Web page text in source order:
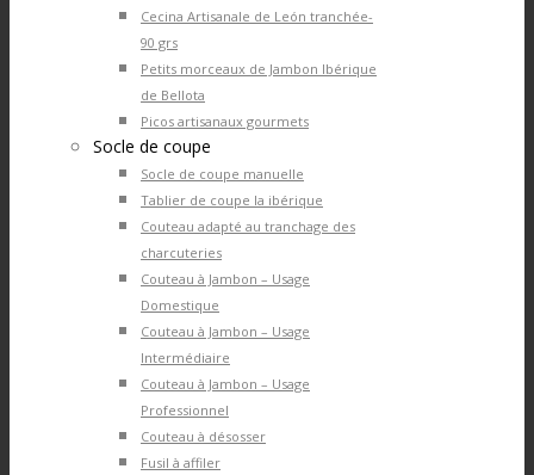
Cecina Artisanale de León tranchée-
90 grs
Petits morceaux de Jambon Ibérique
de Bellota
Picos artisanaux gourmets
Socle de coupe
Socle de coupe manuelle
Tablier de coupe la ibérique
Couteau adapté au tranchage des
charcuteries
Couteau à Jambon – Usage
Domestique
Couteau à Jambon – Usage
Intermédiaire
Couteau à Jambon – Usage
Professionnel
Couteau à désosser
Fusil à affiler